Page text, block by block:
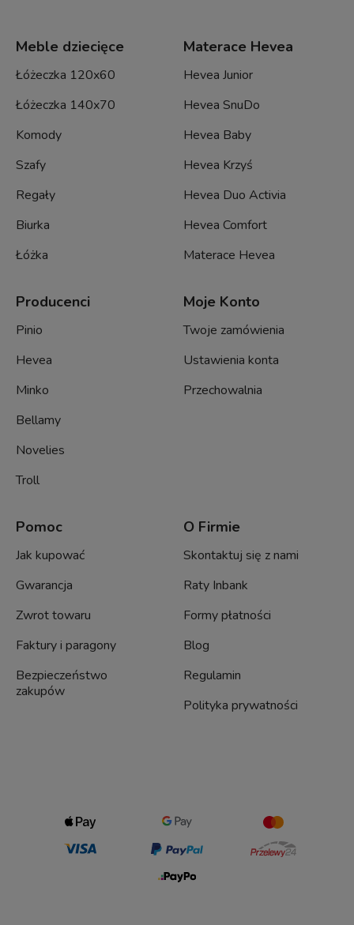
Meble dziecięce
Łóżeczka 120x60
Łóżeczka 140x70
Komody
Szafy
Regały
Biurka
Łóżka
Materace Hevea
Hevea Junior
Hevea SnuDo
Hevea Baby
Hevea Krzyś
Hevea Duo Activia
Hevea Comfort
Materace Hevea
Producenci
Pinio
Hevea
Minko
Bellamy
Novelies
Troll
Moje Konto
Twoje zamówienia
Ustawienia konta
Przechowalnia
Pomoc
Jak kupować
Gwarancja
Zwrot towaru
Faktury i paragony
Bezpieczeństwo
zakupów
O Firmie
Skontaktuj się z nami
Raty Inbank
Formy płatności
Blog
Regulamin
Polityka prywatności